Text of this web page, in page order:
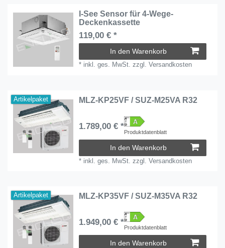
I-See Sensor für 4-Wege-
Deckenkassette
119,00 € *
In den Warenkorb
* inkl. ges. MwSt. zzgl.Versandkosten
Artikelpaket MLZ-KP25VF / SUZ-M25VA R32
Produktdatenblatt
1.789,00 € *
In den Warenkorb
* inkl. ges. MwSt. zzgl.Versandkosten
Artikelpaket MLZ-KP35VF / SUZ-M35VA R32
Produktdatenblatt
1.949,00 € *
In den Warenkorb